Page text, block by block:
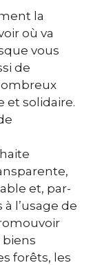
la
où va
vous
de
et solidaire.
et, par-
l’usage de
forêts, les